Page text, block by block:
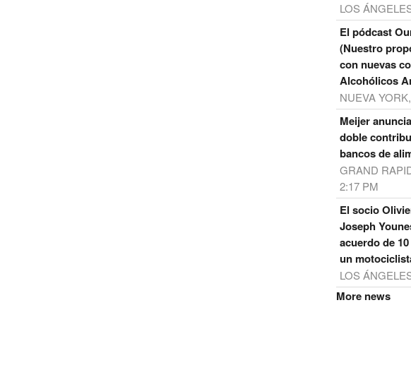
LOS
El pódcast
(Nuestro
con nuevas
Alcohólicos
NUEVA
Meijer
doble
bancos de
GRAND
2:17 PM
El socio
Joseph
acuerdo de
un
LOS
More news